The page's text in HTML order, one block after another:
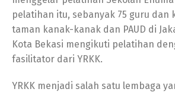
pelatihan itu, sebanyak 75 guru dan
taman kanak-kanak dan PAUD di
Kota Bekasi mengikuti pelatihan
fasilitator dari YRKK.
YRKK menjadi salah satu lembaga